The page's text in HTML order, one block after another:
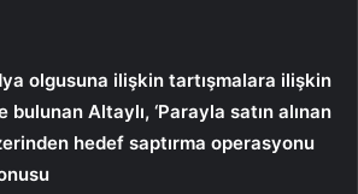
olgusuna ilişkin tartışmalara ilişkin
Altaylı, ‘Parayla satın alınan
hedef saptırma operasyonu